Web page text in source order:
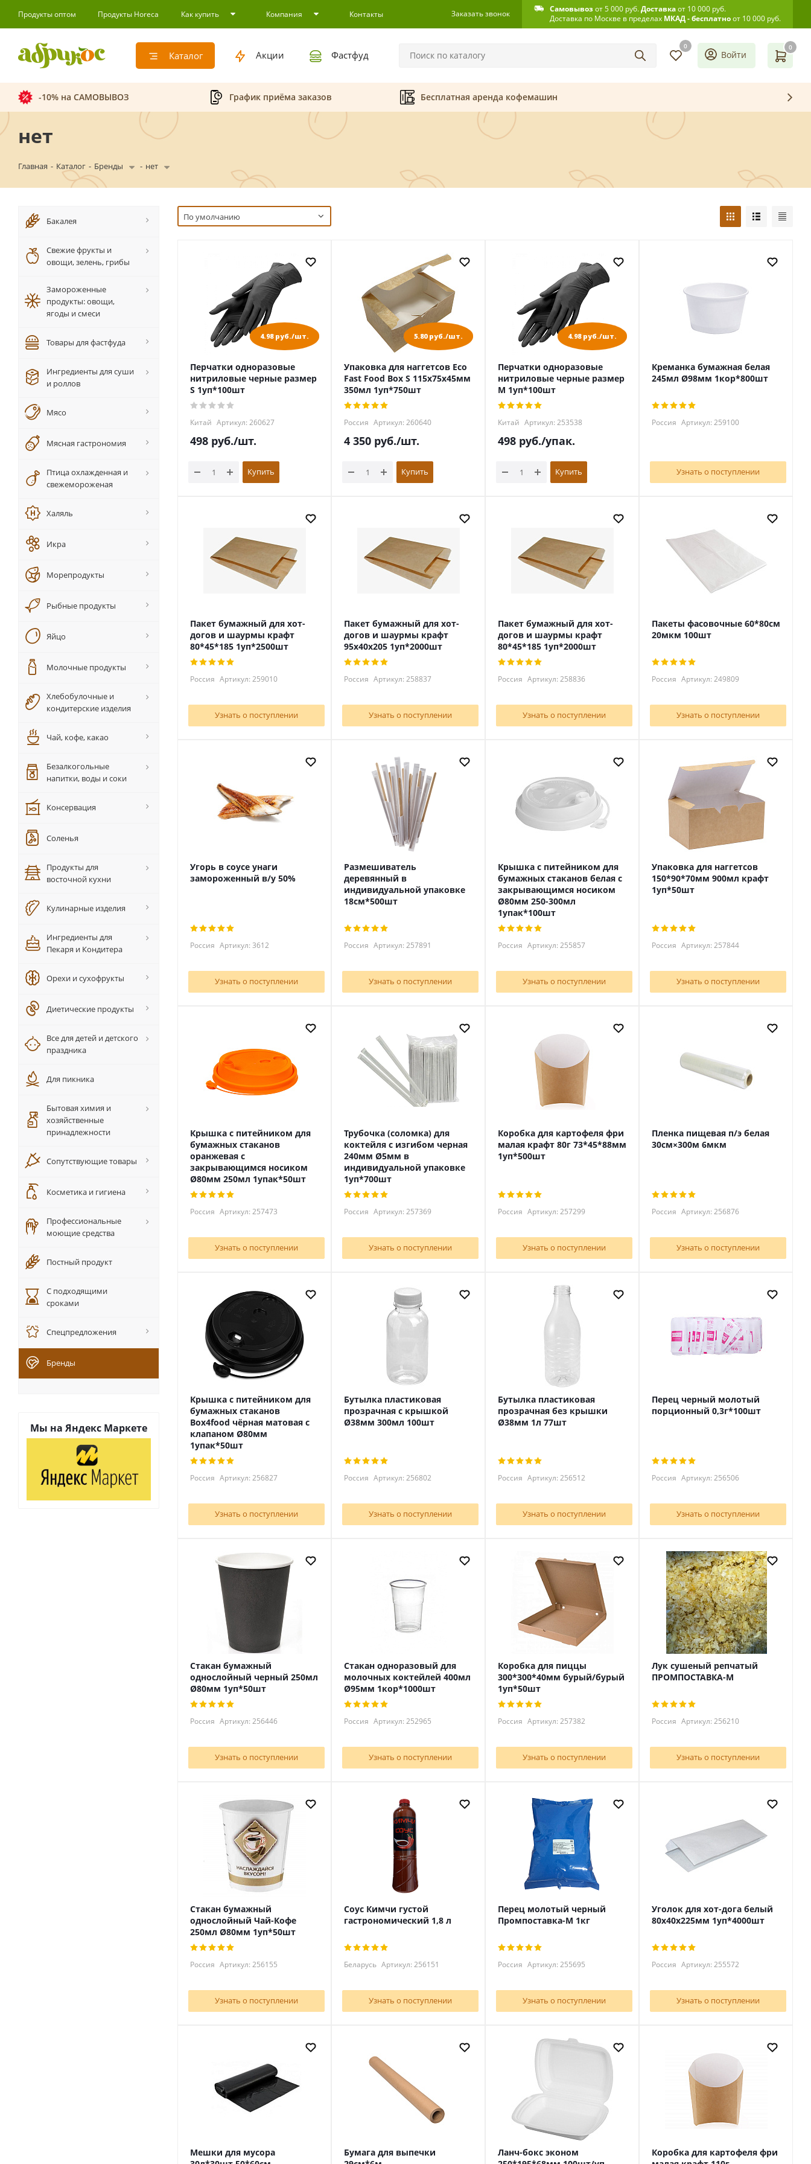
Продукты оптом Продукты Horeca Как купить Компания Контакты Заказать звонок Самовывозот 5 000 руб.Доставкаот 10 000 руб.
Доставка по Москве в пределах МКАД - бесплатноот 10 000 руб.
Каталог Акции Фастфуд
0 0
Войти
-10% на САМОВЫВОЗ График приёма заказов Бесплатная аренда кофемашин
нет
Главная - Каталог - Бренды - нет
По умолчанию
4.98 руб./шт.
Перчатки одноразовые
нитриловые черные размер
S 1уп*100шт
Китай Артикул: 260627
498 руб./шт.
Купить
5.80 руб./шт.
Упаковка для наггетсов Eco
Fast Food Box S 115x75x45мм
350мл 1уп*750шт
Россия Артикул: 260640
4 350 руб./шт.
Купить
4.98 руб./шт.
Перчатки одноразовые
нитриловые черные размер
М 1уп*100шт
Китай Артикул: 253538
498 руб./упак.
Купить
Креманка бумажная белая
245мл Ø98мм 1кор*800шт
Россия Артикул: 259100
Узнать о поступлении
Пакет бумажный для хот-
догов и шаурмы крафт
80*45*185 1уп*2500шт
Россия Артикул: 259010
Узнать о поступлении
Пакет бумажный для хот-
догов и шаурмы крафт
95х40х205 1уп*2000шт
Россия Артикул: 258837
Узнать о поступлении
Пакет бумажный для хот-
догов и шаурмы крафт
80*45*185 1уп*2000шт
Россия Артикул: 258836
Узнать о поступлении
Пакеты фасовочные 60*80см
20мкм 100шт
Россия Артикул: 249809
Узнать о поступлении
Угорь в соусе унаги
замороженный в/у 50%
Россия Артикул: 3612
Узнать о поступлении
Размешиватель
деревянный в
индивидуальной упаковке
18см*500шт
Россия Артикул: 257891
Узнать о поступлении
Крышка с питейником для
бумажных стаканов белая с
закрывающимся носиком
Ø80мм 250-300мл
1упак*100шт
Россия Артикул: 255857
Узнать о поступлении
Упаковка для наггетсов
150*90*70мм 900мл крафт
1уп*50шт
Россия Артикул: 257844
Узнать о поступлении
Крышка с питейником для
бумажных стаканов
оранжевая с
закрывающимся носиком
Ø80мм 250мл 1упак*50шт
Россия Артикул: 257473
Узнать о поступлении
Трубочка (соломка) для
коктейля с изгибом черная
240мм Ø5мм в
индивидуальной упаковке
1уп*700шт
Россия Артикул: 257369
Узнать о поступлении
Коробка для картофеля фри
малая крафт 80г 73*45*88мм
1уп*500шт
Россия Артикул: 257299
Узнать о поступлении
Пленка пищевая п/э белая
30см×300м 6мкм
Россия Артикул: 256876
Узнать о поступлении
Крышка с питейником для
бумажных стаканов
Box4food чёрная матовая с
клапаном Ø80мм
1упак*50шт
Россия Артикул: 256827
Узнать о поступлении
Бутылка пластиковая
прозрачная с крышкой
Ø38мм 300мл 100шт
Россия Артикул: 256802
Узнать о поступлении
Бутылка пластиковая
прозрачная без крышки
Ø38мм 1л 77шт
Россия Артикул: 256512
Узнать о поступлении
Перец черный молотый
порционный 0,3г*100шт
Россия Артикул: 256506
Узнать о поступлении
Стакан бумажный
однослойный черный 250мл
Ø80мм 1уп*50шт
Россия Артикул: 256446
Узнать о поступлении
Стакан одноразовый для
молочных коктейлей 400мл
Ø95мм 1кор*1000шт
Россия Артикул: 252965
Узнать о поступлении
Коробка для пиццы
300*300*40мм бурый/бурый
1уп*50шт
Россия Артикул: 257382
Узнать о поступлении
Лук сушеный репчатый
ПРОМПОСТАВКА-М
Россия Артикул: 256210
Узнать о поступлении
Стакан бумажный
однослойный Чай-Кофе
250мл Ø80мм 1уп*50шт
Россия Артикул: 256155
Узнать о поступлении
Соус Кимчи густой
гастрономический 1,8 л
Беларусь Артикул: 256151
Узнать о поступлении
Перец молотый черный
Промпоставка-М 1кг
Россия Артикул: 255695
Узнать о поступлении
Уголок для хот-дога белый
80х40х225мм 1уп*4000шт
Россия Артикул: 255572
Узнать о поступлении
Мешки для мусора
Бумага для выпечки
Ланч-бокс эконом
Коробка для картофеля фри
Бакалея
Свежие фрукты и
овощи, зелень, грибы
Замороженные
продукты: овощи,
ягоды и смеси
Товары для фастфуда
Ингредиенты для суши
и роллов
Мясо
Мясная гастрономия
Птица охлажденная и
свежемороженая
Халяль
Икра
Морепродукты
Рыбные продукты
Яйцо
Молочные продукты
Хлебобулочные и
кондитерские изделия
Чай, кофе, какао
Безалкогольные
напитки, воды и соки
Консервация
Соленья
Продукты для
восточной кухни
Кулинарные изделия
Ингредиенты для
Пекаря и Кондитера
Орехи и сухофрукты
Диетические продукты
Все для детей и детского
праздника
Для пикника
Бытовая химия и
хозяйственные
принадлежности
Сопутствующие товары
Косметика и гигиена
Профессиональные
моющие средства
Постный продукт
С подходящими
сроками
Спецпредложения
Бренды
Мы на Яндекс Маркете